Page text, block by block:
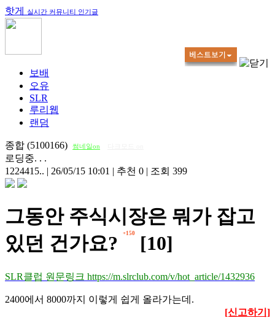
핫게 실시간 커뮤니티 인기글
보배
오유
SLR
루리웹
랜덤
종합 (5100166) 썸네일on
로딩중. . .
1224415.. | 26/05/15 10:01 | 추천 0 | 조회 399
그동안 주식시장은 뭐가 잡고
있던 건가요?
+150 [10]
SLR클럽 원문링크 https://m.slrclub.com/v/hot_article/1432936
2400에서 8000까지 이렇게 쉽게 올라가는데.
[신고하기]